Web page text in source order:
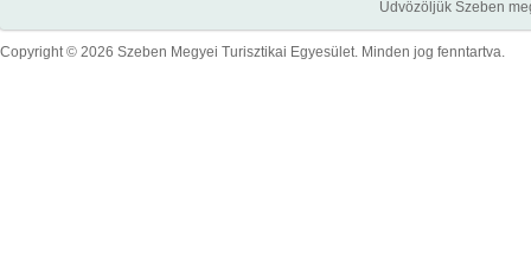
Üdvözöljük Szeben
Copyright © 2026 Szeben Megyei Turisztikai Egyesület. Minden jog fenntartva.